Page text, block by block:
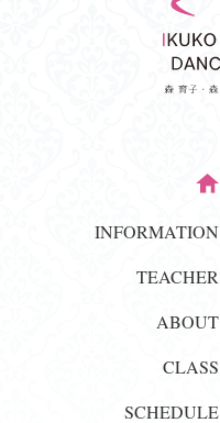
INFORMATION
TEACHER
ABOUT
CLASS
SCHEDULE